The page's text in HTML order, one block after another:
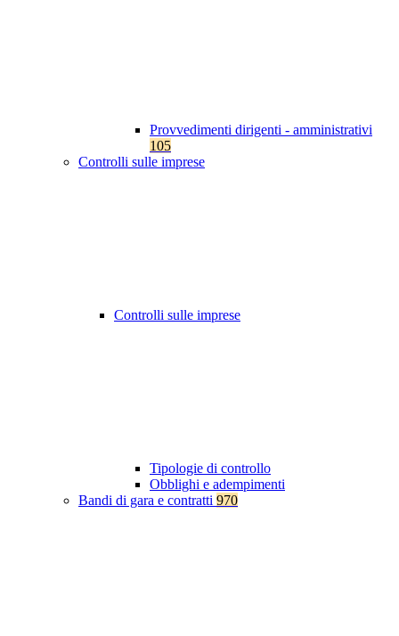
Provvedimenti dirigenti - amministrativi
105
Controlli sulle imprese
Controlli sulle imprese
Tipologie di controllo
Obblighi e adempimenti
Bandi di gara e contratti 970